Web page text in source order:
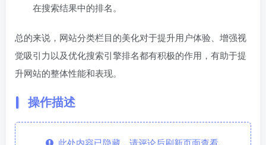
在搜索结果中的排名。
总的来说，网站分类栏目的美化对于提升用户体验、增强视
觉吸引力以及优化搜索引擎排名都有积极的作用，有助于提
升网站的整体性能和表现。
操作描述